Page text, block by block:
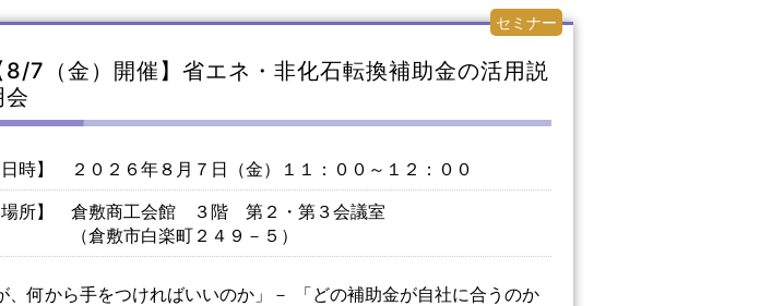
セミナー
8/7（金）開催】省エネ・非化石転換補助金の活用説
会
日時】
２０２６年８月７日（金）１１：００～１２：００
場所】
倉敷商工会館 ３階 第２・第３会議室
（倉敷市白楽町２４９－５）
、何から手をつければいいのか」－ 「どの補助金が自社に合うのか